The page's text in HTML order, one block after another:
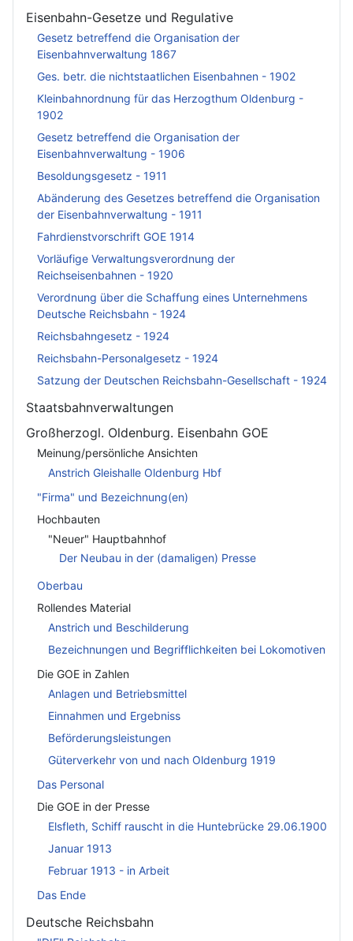
Eisenbahn-Gesetze und Regulative
Gesetz betreffend die Organisation der
Eisenbahnverwaltung 1867
Ges. betr. die nichtstaatlichen Eisenbahnen - 1902
Kleinbahnordnung für das Herzogthum Oldenburg -
1902
Gesetz betreffend die Organisation der
Eisenbahnverwaltung - 1906
Besoldungsgesetz - 1911
Abänderung des Gesetzes betreffend die Organisation
der Eisenbahnverwaltung - 1911
Fahrdienstvorschrift GOE 1914
Vorläufige Verwaltungsverordnung der
Reichseisenbahnen - 1920
Verordnung über die Schaffung eines Unternehmens
Deutsche Reichsbahn - 1924
Reichsbahngesetz - 1924
Reichsbahn-Personalgesetz - 1924
Satzung der Deutschen Reichsbahn-Gesellschaft - 1924
Staatsbahnverwaltungen
Großherzogl. Oldenburg. Eisenbahn GOE
Meinung/persönliche Ansichten
Anstrich Gleishalle Oldenburg Hbf
"Firma" und Bezeichnung(en)
Hochbauten
"Neuer" Hauptbahnhof
Der Neubau in der (damaligen) Presse
Oberbau
Rollendes Material
Anstrich und Beschilderung
Bezeichnungen und Begrifflichkeiten bei Lokomotiven
Die GOE in Zahlen
Anlagen und Betriebsmittel
Einnahmen und Ergebniss
Beförderungsleistungen
Güterverkehr von und nach Oldenburg 1919
Das Personal
Die GOE in der Presse
Elsfleth, Schiff rauscht in die Huntebrücke 29.06.1900
Januar 1913
Februar 1913 - in Arbeit
Das Ende
Deutsche Reichsbahn